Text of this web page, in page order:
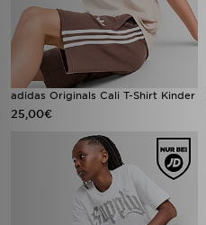
adidas Originals Cali T-Shirt Kinder
25,00€